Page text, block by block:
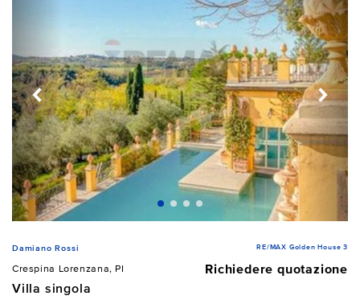
Damiano Rossi RE/MAX Golden House 3
Crespina Lorenzana, PI
Richiedere quotazione
Villa singola